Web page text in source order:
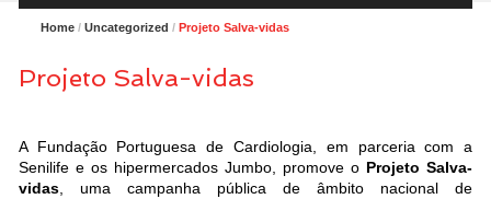
Home/ Uncategorized / Projeto Salva-vidas
Projeto Salva-vidas
A Fundação Portuguesa de Cardiologia, em parceria com a
Senilife e os hipermercados Jumbo, promove o Projeto Salva-
vidas, uma campanha pública de âmbito nacional de